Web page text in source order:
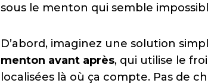
sous le menton qui semble
D’abord, imaginez une solution
menton avant après, qui utilise le
localisées là où ça compte. Pas de